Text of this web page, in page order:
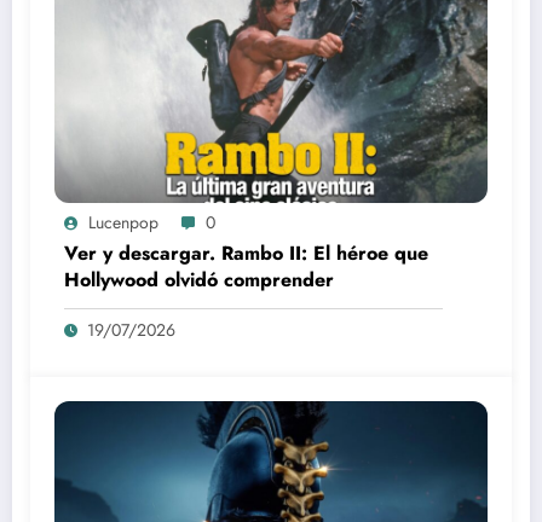
Lucenpop 0
Ver y descargar. Rambo II: El héroe que
Hollywood olvidó comprender
19/07/2026